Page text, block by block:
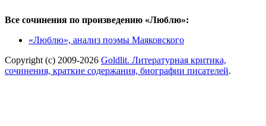
Все сочинения по произведению «Люблю»:
«Люблю», анализ поэмы Маяковского
Copyright (c) 2009-2026 Goldlit. Литературная критика,
сочинения, краткие содержания, биографии писателей.